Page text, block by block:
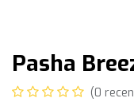
Pasha
(0